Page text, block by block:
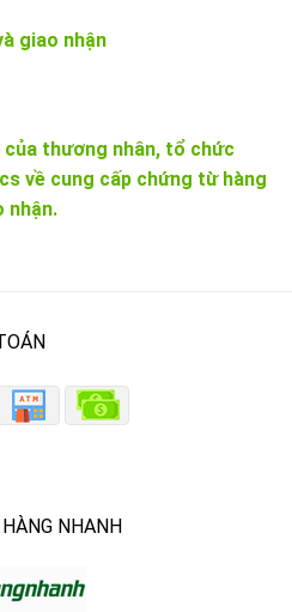
giao nhận
thương nhân, tổ chức
về cung cấp chứng từ hàng
nhận.
NHANH